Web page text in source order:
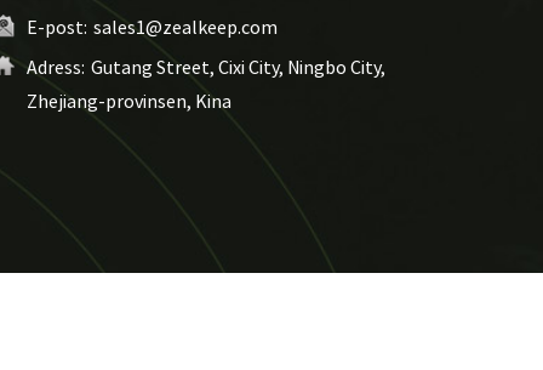
E-post: sales1@zealkeep.com
Adress: Gutang Street, Cixi City, Ningbo City,
Zhejiang-provinsen, Kina